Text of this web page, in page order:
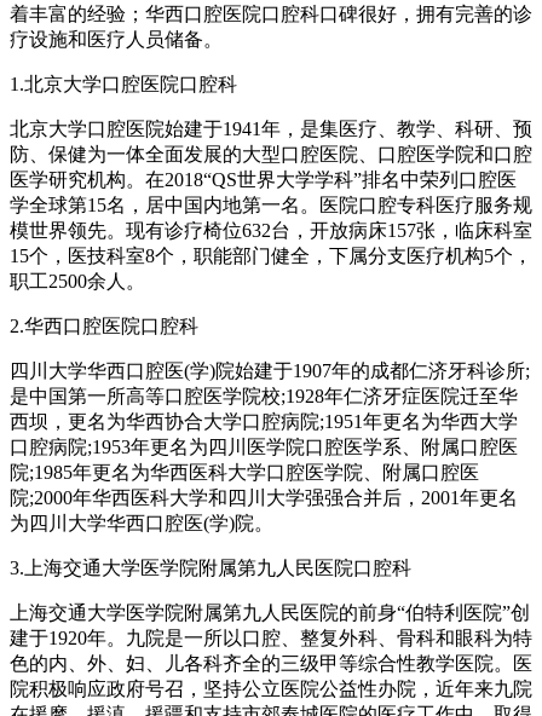
着丰富的经验；华西口腔医院口腔科口碑很好，拥有完善的诊
疗设施和医疗人员储备。
1.北京大学口腔医院口腔科
北京大学口腔医院始建于1941年，是集医疗、教学、科研、预
防、保健为一体全面发展的大型口腔医院、口腔医学院和口腔
医学研究机构。在2018“QS世界大学学科”排名中荣列口腔医
学全球第15名，居中国内地第一名。医院口腔专科医疗服务规
模世界领先。现有诊疗椅位632台，开放病床157张，临床科室
15个，医技科室8个，职能部门健全，下属分支医疗机构5个，
职工2500余人。
2.华西口腔医院口腔科
四川大学华西口腔医(学)院始建于1907年的成都仁济牙科诊所;
是中国第一所高等口腔医学院校;1928年仁济牙症医院迁至华
西坝，更名为华西协合大学口腔病院;1951年更名为华西大学
口腔病院;1953年更名为四川医学院口腔医学系、附属口腔医
院;1985年更名为华西医科大学口腔医学院、附属口腔医
院;2000年华西医科大学和四川大学强强合并后，2001年更名
为四川大学华西口腔医(学)院。
3.上海交通大学医学院附属第九人民医院口腔科
上海交通大学医学院附属第九人民医院的前身“伯特利医院”创
建于1920年。九院是一所以口腔、整复外科、骨科和眼科为特
色的内、外、妇、儿各科齐全的三级甲等综合性教学医院。医
院积极响应政府号召，坚持公立医院公益性办院，近年来九院